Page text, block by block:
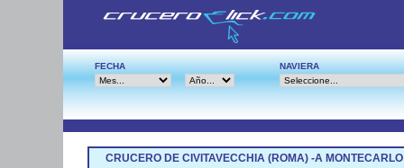
FECHA NAVIERA
CRUCERO DE CIVITAVECCHIA (ROMA) -A